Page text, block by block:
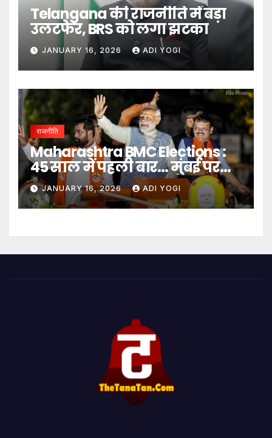
Telangana की राजनीति में बड़ा
उलटफेर, BRS को लगा झटका
JANUARY 16, 2026 ADI YOGI
राजनीति
Maharashtra BMC Elections :
45 साल में पहली बार… मुंबई पर
बादशाहत
JANUARY 16, 2026 ADI YOGI